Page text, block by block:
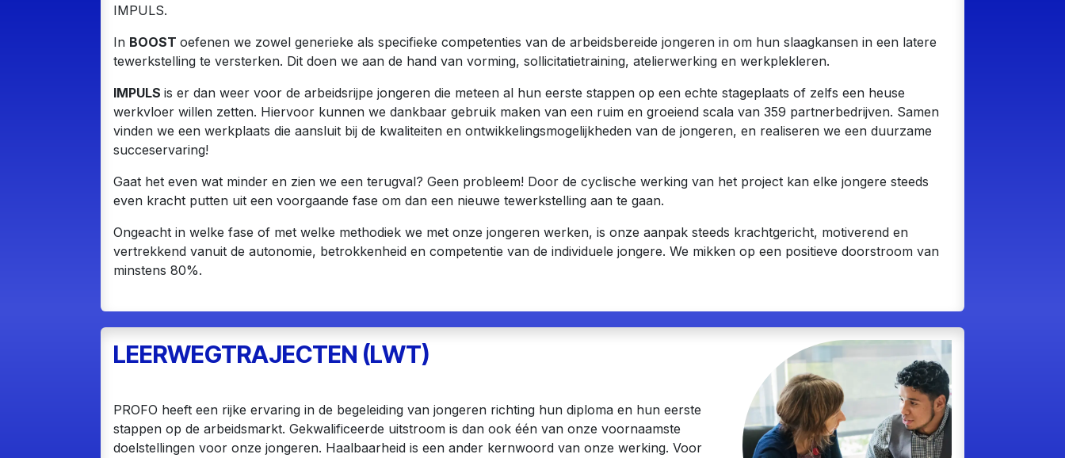
IMPULS.
In BOOST oefenen we zowel generieke als specifieke competenties van de arbeidsbereide jongeren in om hun slaagkansen in een latere
tewerkstelling te versterken. Dit doen we aan de hand van vorming, sollicitatietraining, atelierwerking en werkplekleren.
IMPULS is er dan weer voor de arbeidsrijpe jongeren die meteen al hun eerste stappen op een echte stageplaats of zelfs een heuse
werkvloer willen zetten. Hiervoor kunnen we dankbaar gebruik maken van een ruim en groeiend scala van 359 partnerbedrijven. Samen
vinden we een werkplaats die aansluit bij de kwaliteiten en ontwikkelingsmogelijkheden van de jongeren, en realiseren we een duurzame
succeservaring!
Gaat het even wat minder en zien we een terugval? Geen probleem! Door de cyclische werking van het project kan elke jongere steeds
even kracht putten uit een voorgaande fase om dan een nieuwe tewerkstelling aan te gaan.
Ongeacht in welke fase of met welke methodiek we met onze jongeren werken, is onze aanpak steeds krachtgericht, motiverend en
vertrekkend vanuit de autonomie, betrokkenheid en competentie van de individuele jongere. We mikken op een positieve doorstroom van
minstens 80%.
LEERWEGTRAJECTEN (LWT)
PROFO heeft een rijke ervaring in de begeleiding van jongeren richting hun diploma en hun eerste
stappen op de arbeidsmarkt. Gekwalificeerde uitstroom is dan ook één van onze voornaamste
doelstellingen voor onze jongeren. Haalbaarheid is een ander kernwoord van onze werking. Voor